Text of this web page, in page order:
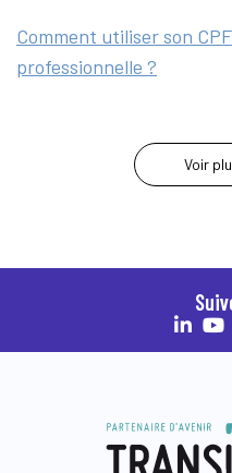
Comment utiliser son
professionnelle ?
Voir